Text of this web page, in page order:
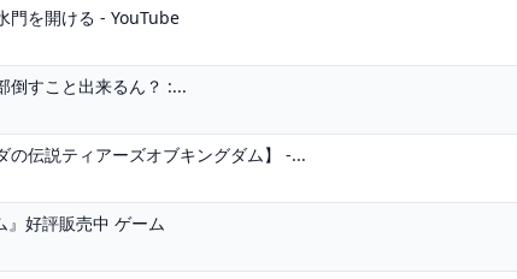
門を開ける - YouTube
倒すこと出来るん？ :...
伝説ティアーズオブキングダム】 -...
好評販売中 ゲーム